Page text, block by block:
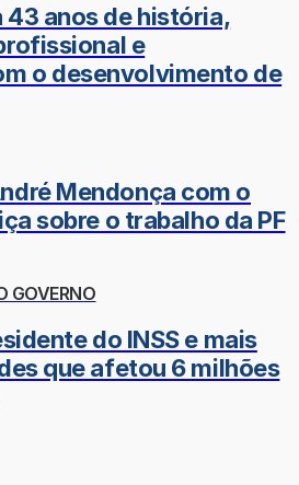
43 anos de história,
e
o desenvolvimento de
Mendonça com o
sobre o trabalho da PF
GOVERNO
do INSS e mais
que afetou 6 milhões